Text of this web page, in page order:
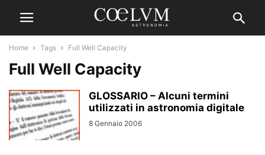
Home Tags Full Well Capacity
Full Well Capacity
GLOSSARIO – Alcuni termini
utilizzati in astronomia digitale
8 Gennaio 2006